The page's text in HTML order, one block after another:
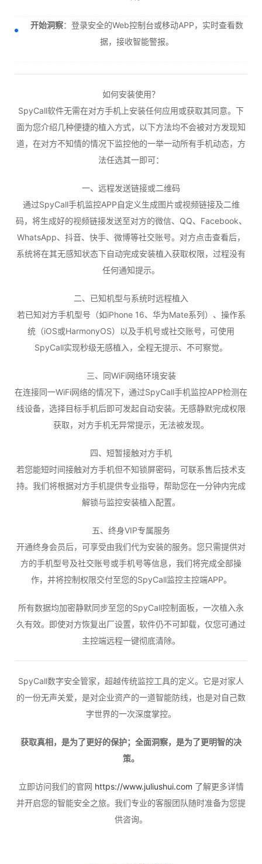
开始洞察：登录安全的Web控制台或移动APP，实时查看数
据，接收智能警报。
如何安装使用？
SpyCall软件无需在对方手机上安装任何应用或获取其同意。下
面为您介绍几种便捷的植入方式，以下方法均不会被对方发现知
道，在对方不知情的情况下监控他的一举一动所有手机动态，方
法任选其一即可：
一、远程发送链接或二维码
通过SpyCall手机监控APP自定义生成图片或视频链接及二维
码，将生成好的视频链接发送至对方的微信、QQ、Facebook、
WhatsApp、抖音、快手、微博等社交账号。对方点击查看后，
系统将在其无感知状态下自动完成安装植入获取权限，过程没有
任何通知提示。
二、已知机型与系统时远程植入
若已知对方手机型号（如iPhone 16、华为Mate系列）、操作系
统（iOS或HarmonyOS）以及手机号或社交账号，可使用
SpyCall实现秒级无感植入，全程无提示、不可察觉。
三、同WiFi网络环境安装
在连接同一WiFi网络的情况下，通过SpyCall手机监控APP检测在
线设备，选择目标手机后即可发起自动安装。无感静默完成权限
获取，对方手机无异常提示，无法被发现。
四、短暂接触对方手机
若您能短时间接触对方手机但不知锁屏密码，可联系售后技术支
持。我们将根据对方手机提供专业指导，帮助您在一分钟内完成
解锁与监控安装植入配置。
五、终身VIP专属服务
开通终身会员后，可享受由我们代为安装的服务。您只需提供对
方的手机型号及社交账号或手机号等信息，我们将完成全部操
作，并将控制权限交付至您的SpyCall监控主控端APP。
所有数据均加密静默同步至您的SpyCall控制面板，一次植入永
久有效。即使对方恢复出厂设置，软件仍不可卸载，仅您可通过
主控端远程一键彻底清除。
SpyCall数字安全管家，超越传统监控工具的定义。它是对家人
的一份无声关爱，是对企业资产的一道智能防线，也是对自己数
字世界的一次深度掌控。
获取真相，是为了更好的保护；全面洞察，是为了更明智的决
策。
立即访问我们的官网 https://www.juliushui.com 了解更多详情
并开启您的智能安全之旅。我们专业的客服团队随时准备为您提
供咨询。